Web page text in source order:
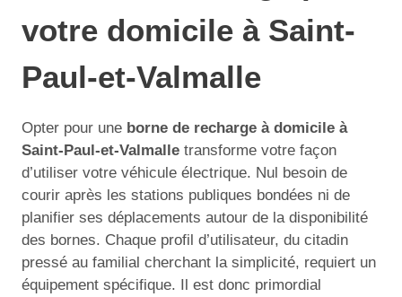
votre domicile à Saint-
Paul-et-Valmalle
Opter pour une borne de recharge à domicile à
Saint-Paul-et-Valmalle transforme votre façon
d’utiliser votre véhicule électrique. Nul besoin de
courir après les stations publiques bondées ni de
planifier ses déplacements autour de la disponibilité
des bornes. Chaque profil d’utilisateur, du citadin
pressé au familial cherchant la simplicité, requiert un
équipement spécifique. Il est donc primordial